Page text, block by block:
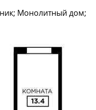
Монолитный дом;